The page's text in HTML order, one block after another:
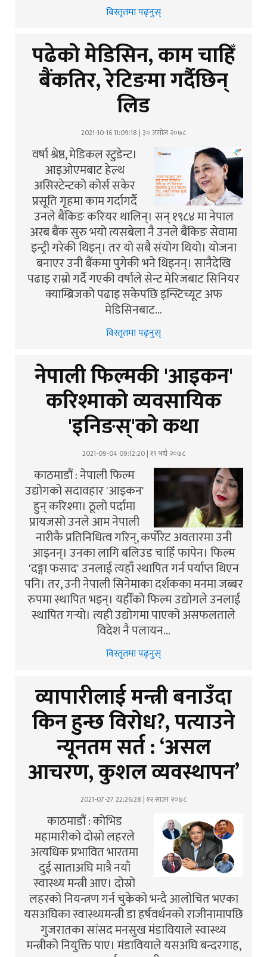
विस्तृतमा पढ्नुस्
पढेको मेडिसिन, काम चाहिँ
बैंकतिर, रेटिङमा गर्दैछिन्
लिड
2021-10-16 11:09:18 | ३० असोज २०७८
वर्षा श्रेष्ठ, मेडिकल स्टुडेन्ट।
आइओएमबाट हेल्थ
असिस्टेन्टको कोर्स सकेर
प्रसूति गृहमा काम गर्दागर्दै
उनले बैंकिङ करियर थालिन्। सन् १९८४ मा नेपाल
अरब बैंक सुरु भयो त्यसबेला नै उनले बैंकिङ सेवामा
इन्ट्री गरेकी थिइन्। तर यो सबै संयोग थियो। योजना
बनाएर उनी बैंकमा पुगेकी भने थिइनन्। सानैदेखि
पढाइ राम्रो गर्दै गएकी वर्षाले सेन्ट मेरिजबाट सिनियर
क्याम्ब्रिजको पढाइ सकेपछि इन्स्टिच्यूट अफ
मेडिसिनबाट…
विस्तृतमा पढ्नुस्
नेपाली फिल्मकी 'आइकन'
करिश्माको व्यवसायिक
'इनिङस्'को कथा
2021-09-04 09:12:20 | १९ भदौ २०७८
काठमाडौं : नेपाली फिल्म
उद्योगको सदावहार 'आइकन'
हुन् करिश्मा। ठूलो पर्दामा
प्रायजसो उनले आम नेपाली
नारीकै प्रतिनिधित्व गरिन्, कर्पोरेट अवतारमा उनी
आइनन्। उनका लागि बलिउड चाहिँ फापेन। फिल्म
'दङ्गा फसाद' उनलाई त्यहाँ स्थापित गर्न पर्याप्त थिएन
पनि। तर, उनी नेपाली सिनेमाका दर्शकका मनमा जब्बर
रुपमा स्थापित भइन्। यहीँको फिल्म उद्योगले उनलाई
स्थापित गर्‍यो। त्यही उद्योगमा पाएको असफलताले
विदेश नै पलायन…
विस्तृतमा पढ्नुस्
व्यापारीलाई मन्त्री बनाउँदा
किन हुन्छ विरोध?, पत्याउने
न्यूनतम सर्त : ‘असल
आचरण, कुशल व्यवस्थापन’
2021-07-27 22:26:28 | १२ साउन २०७८
काठमाडौं : कोभिड
महामारीको दोस्रो लहरले
अत्यधिक प्रभावित भारतमा
दुई साताअघि मात्रै नयाँ
स्वास्थ्य मन्त्री आए। दोस्रो
लहरको नियन्त्रण गर्न चुकेको भन्दै आलोचित भएका
यसअघिका स्वास्थ्यमन्त्री डा हर्षवर्धनको राजीनामापछि
गुजरातका सांसद मनसुख मंडावियाले स्वास्थ्य
मन्त्रीको नियुक्ति पाए। मंडावियाले यसअघि बन्दरगाह,